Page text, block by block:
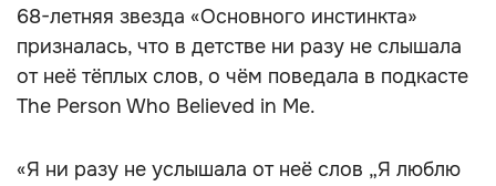
68-летняя звезда «Основного инстинкта»
призналась, что в детстве ни разу не слышала
от неё тёплых слов, о чём поведала в подкасте
The Person Who Believed in Me.
«Я ни разу не услышала от неё слов „Я люблю